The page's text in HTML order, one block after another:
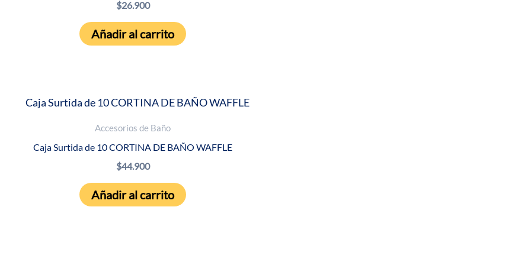
$26.900
Añadir al carrito
Accesorios de Baño
Caja Surtida de 10 CORTINA DE BAÑO WAFFLE
$44.900
Añadir al carrito